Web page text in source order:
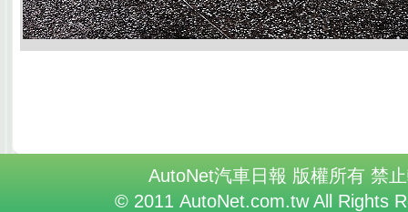
AutoNet汽車日報 版權所有 禁
© 2011 AutoNet.com.tw All Rights